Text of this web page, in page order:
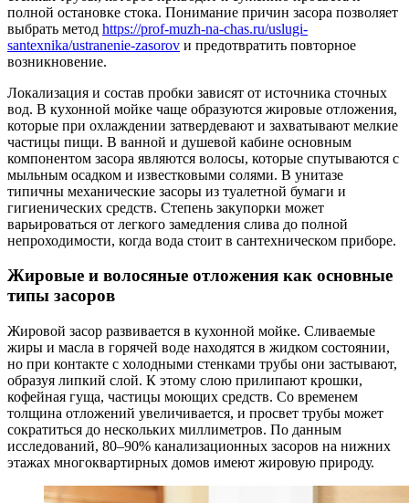
полной остановке стока. Понимание причин засора позволяет
выбрать метод https://prof-muzh-na-chas.ru/uslugi-
santexnika/ustranenie-zasorov и предотвратить повторное
возникновение.
Локализация и состав пробки зависят от источника сточных
вод. В кухонной мойке чаще образуются жировые отложения,
которые при охлаждении затвердевают и захватывают мелкие
частицы пищи. В ванной и душевой кабине основным
компонентом засора являются волосы, которые спутываются с
мыльным осадком и известковыми солями. В унитазе
типичны механические засоры из туалетной бумаги и
гигиенических средств. Степень закупорки может
варьироваться от легкого замедления слива до полной
непроходимости, когда вода стоит в сантехническом приборе.
Жировые и волосяные отложения как основные
типы засоров
Жировой засор развивается в кухонной мойке. Сливаемые
жиры и масла в горячей воде находятся в жидком состоянии,
но при контакте с холодными стенками трубы они застывают,
образуя липкий слой. К этому слою прилипают крошки,
кофейная гуща, частицы моющих средств. Со временем
толщина отложений увеличивается, и просвет трубы может
сократиться до нескольких миллиметров. По данным
исследований, 80–90% канализационных засоров на нижних
этажах многоквартирных домов имеют жировую природу.